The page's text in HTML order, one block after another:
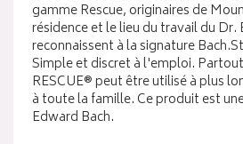
gamme Rescue, originaires de
résidence et le lieu du travail du Dr.
reconnaissent à la signature
Simple et discret à l'emploi.
RESCUE® peut être utilisé à plus
à toute la famille. Ce produit est
Edward Bach.